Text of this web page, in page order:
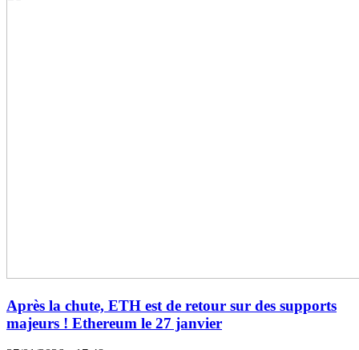
Après la chute, ETH est de retour sur des supports
majeurs ! Ethereum le 27 janvier